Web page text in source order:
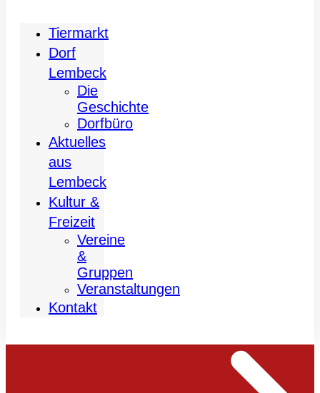
Tiermarkt
Dorf
Lembeck
Die
Geschichte
Dorfbüro
Aktuelles
aus
Lembeck
Kultur &
Freizeit
Vereine
&
Gruppen
Veranstaltungen
Kontakt